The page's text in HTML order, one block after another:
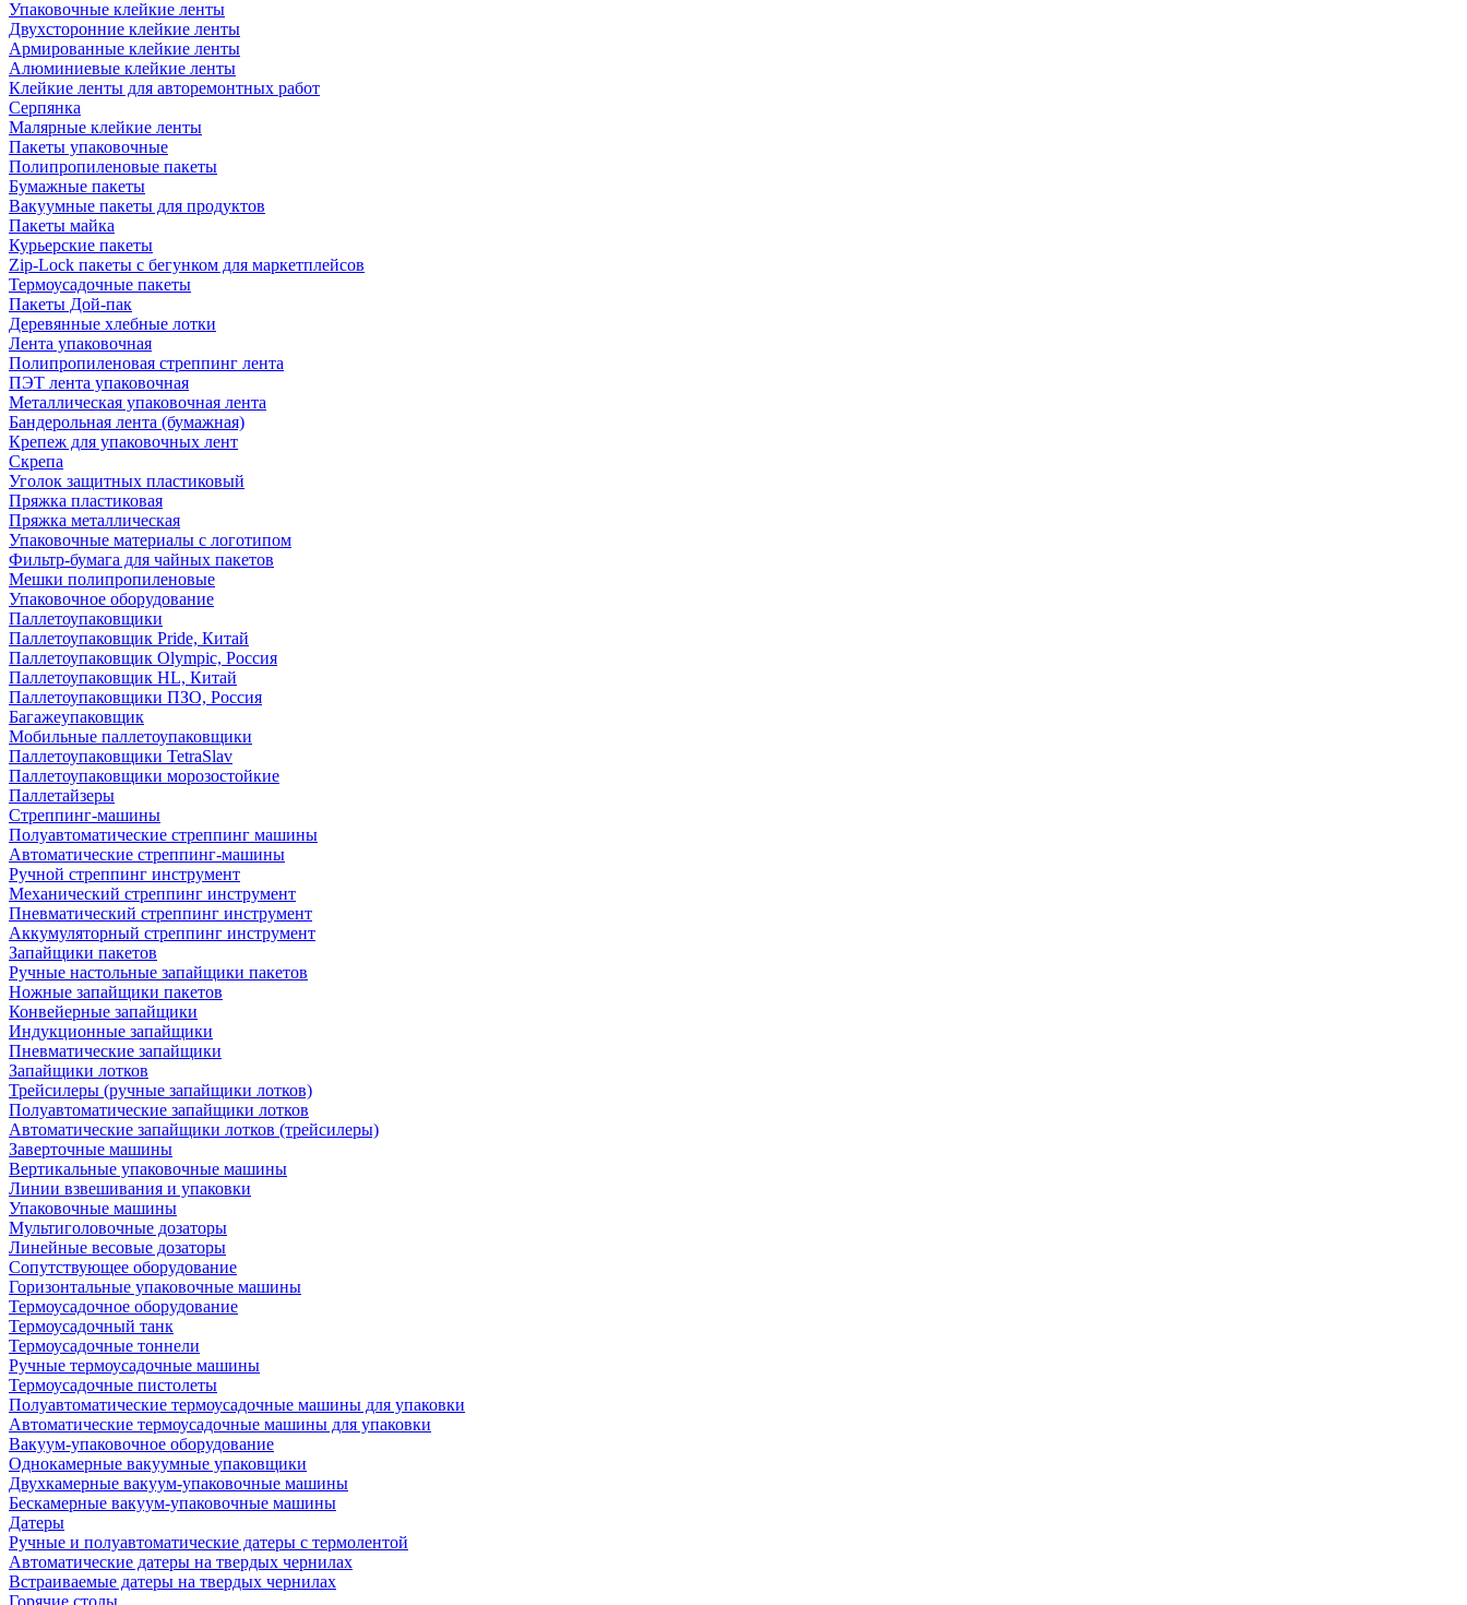
Упаковочные клейкие ленты
Двухсторонние клейкие ленты
Армированные клейкие ленты
Алюминиевые клейкие ленты
Клейкие ленты для авторемонтных работ
Серпянка
Малярные клейкие ленты
Пакеты упаковочные
Полипропиленовые пакеты
Бумажные пакеты
Вакуумные пакеты для продуктов
Пакеты майка
Курьерские пакеты
Zip-Lock пакеты с бегунком для маркетплейсов
Термоусадочные пакеты
Пакеты Дой-пак
Деревянные хлебные лотки
Лента упаковочная
Полипропиленовая стреппинг лента
ПЭТ лента упаковочная
Металлическая упаковочная лента
Бандерольная лента (бумажная)
Крепеж для упаковочных лент
Скрепа
Уголок защитных пластиковый
Пряжка пластиковая
Пряжка металлическая
Упаковочные материалы с логотипом
Фильтр-бумага для чайных пакетов
Мешки полипропиленовые
Упаковочное оборудование
Паллетоупаковщики
Паллетоупаковщик Pride, Китай
Паллетоупаковщик Olympic, Россия
Паллетоупаковщик HL, Китай
Паллетоупаковщики ПЗО, Россия
Багажеупаковщик
Мобильные паллетоупаковщики
Паллетоупаковщики TetraSlav
Паллетоупаковщики морозостойкие
Паллетайзеры
Стреппинг-машины
Полуавтоматические стреппинг машины
Автоматические стреппинг-машины
Ручной стреппинг инструмент
Механический стреппинг инструмент
Пневматический стреппинг инструмент
Аккумуляторный стреппинг инструмент
Запайщики пакетов
Ручные настольные запайщики пакетов
Ножные запайщики пакетов
Конвейерные запайщики
Индукционные запайщики
Пневматические запайщики
Запайщики лотков
Трейсилеры (ручные запайщики лотков)
Полуавтоматические запайщики лотков
Автоматические запайщики лотков (трейсилеры)
Заверточные машины
Вертикальные упаковочные машины
Линии взвешивания и упаковки
Упаковочные машины
Мультиголовочные дозаторы
Линейные весовые дозаторы
Сопутствующее оборудование
Горизонтальные упаковочные машины
Термоусадочное оборудование
Термоусадочный танк
Термоусадочные тоннели
Ручные термоусадочные машины
Термоусадочные пистолеты
Полуавтоматические термоусадочные машины для упаковки
Автоматические термоусадочные машины для упаковки
Вакуум-упаковочное оборудование
Однокамерные вакуумные упаковщики
Двухкамерные вакуум-упаковочные машины
Бескамерные вакуум-упаковочные машины
Датеры
Ручные и полуавтоматические датеры с термолентой
Автоматические датеры на твердых чернилах
Встраиваемые датеры на твердых чернилах
Горячие столы